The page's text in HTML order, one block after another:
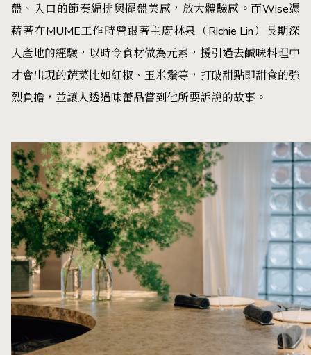
盤、入口的節奏編排與擺盤美感，放大體驗感。而Wise憑
藉著在MUME工作時曾跟著主廚林泉（Richie Lin）長期深
入產地的經驗，以時令食材做為元素，援引過去鹹味料理中
才會出現的蔬菜比如紅椒、玉米鬚等，打破甜點即甜食的強
烈負擔，並讓人透過味蕾品嘗到他所要訴說的故事。